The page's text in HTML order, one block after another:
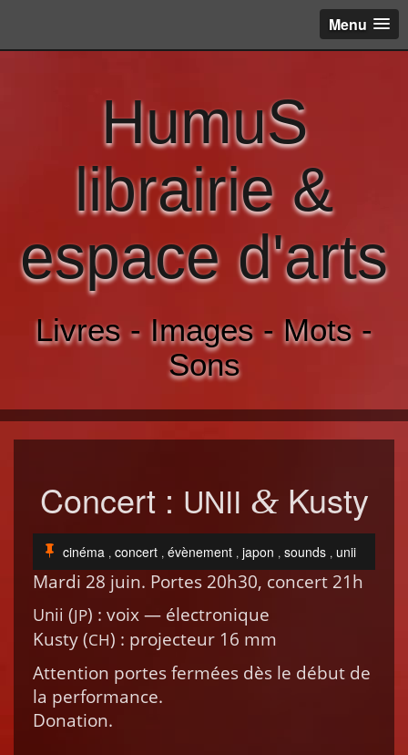
Menu
HumuS
librairie &
espace d'arts
Livres - Images - Mots -
Sons
Concert : UNII &Kusty
cinéma , concert , évènement , japon , sounds , unii
Mar­di 28 juin. Portes 20h30, con­cert 21h
Unii (JP) : voix — élec­tron­ique
Kusty (CH) : pro­jecteur 16 mm
Atten­tion portes fer­mées dès le début de
la per­for­mance.
Dona­tion.